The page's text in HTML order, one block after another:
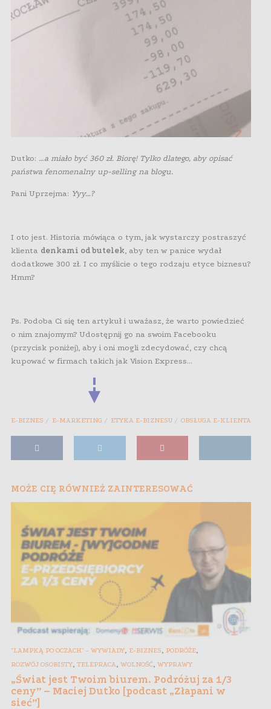
Dutko: …a miało być 360 zł. Biorę! Tylko dlatego, aby opisać
państwa fenomenalny up-selling na blogu.
Pani Uprzejma: Yyy…?
I oto jest. Historia mówiąca o tym, jak wystarczy postraszyć
klienta denkami od butelek, aby ten w panice wydał
dodatkowe 300 zł. I co myślicie o tego rodzaju etyce biznesu?
Hmm?
Ps. Podoba Ci się ten artykuł i uważasz, że warto powiedzieć
o nim znajomym? Udostępnij go na swoim Facebooku
(przycisk poniżej), aby i oni mogli zdecydować, czy chcą
kupować w firmach takich jak Vision Express…
E-BIZNES E-MARKETING ETYKA E-BIZNESU OBSŁUGA E-KLIENTA
MOŻE CIĘ RÓWNIEŻ ZAINTERESOWAĆ
"LAMPKĄ PO OCZACH" - WYWIADY, E-BIZNES PODRÓŻE
ROZWÓJ OSOBISTY, TELEPRACA WOLNOŚĆ WYPRAWY
„Świat jest Twoim biurem. Podróżuj za 1/3
ceny” – Maciej Dutko [podcast „Złapani w
sieć”]